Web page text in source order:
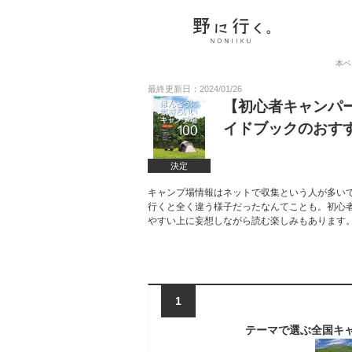
本
最終更新日：2024/01/26
決定
【初心者キャン
イドブックのおす
キャンプ場情報はネットで収集という人が多
行くと全く違う様子だったなんてことも。初
やすい上に妄想しながら読む楽しみもありま
1